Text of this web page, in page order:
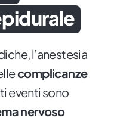
l’anestesia
complicanze
eventi sono
nervoso